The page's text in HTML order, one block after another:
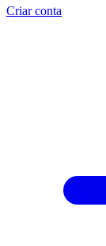
Criar conta